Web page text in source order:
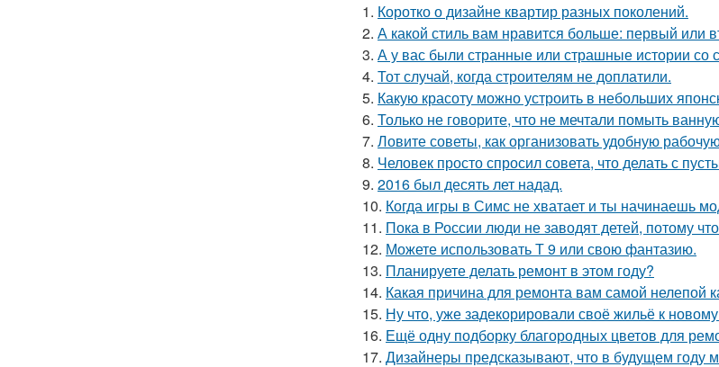
1. Коротко о дизайне квартир разных поколений.
2. А какой стиль вам нравится больше: первый или
3. А у вас были странные или страшные истории со
4. Тот случай, когда строителям не доплатили.
5. Какую красоту можно устроить в небольших
6. Только не говорите, что не мечтали помыть
7. Ловите советы, как организовать удобную
8. Человек просто спросил совета, что делать с
9. 2016 был десять лет надад.
10. Когда игры в Симс не хватает и ты начинаешь
11. Пока в России люди не заводят детей, потому
12. Можете использовать Т 9 или свою фантазию.
13. Планируете делать ремонт в этом году?
14. Какая причина для ремонта вам самой нелепой
15. Ну что, уже задекорировали своё жильё к
16. Ещё одну подборку благородных цветов для
17. Дизайнеры предсказывают, что в будущем году